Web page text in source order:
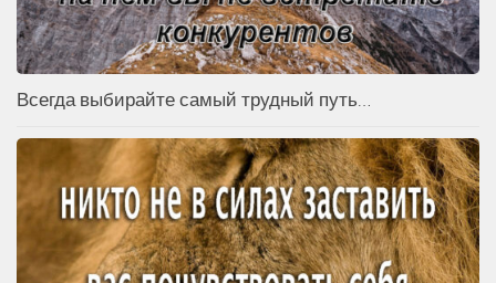
Всегда выбирайте самый трудный путь…